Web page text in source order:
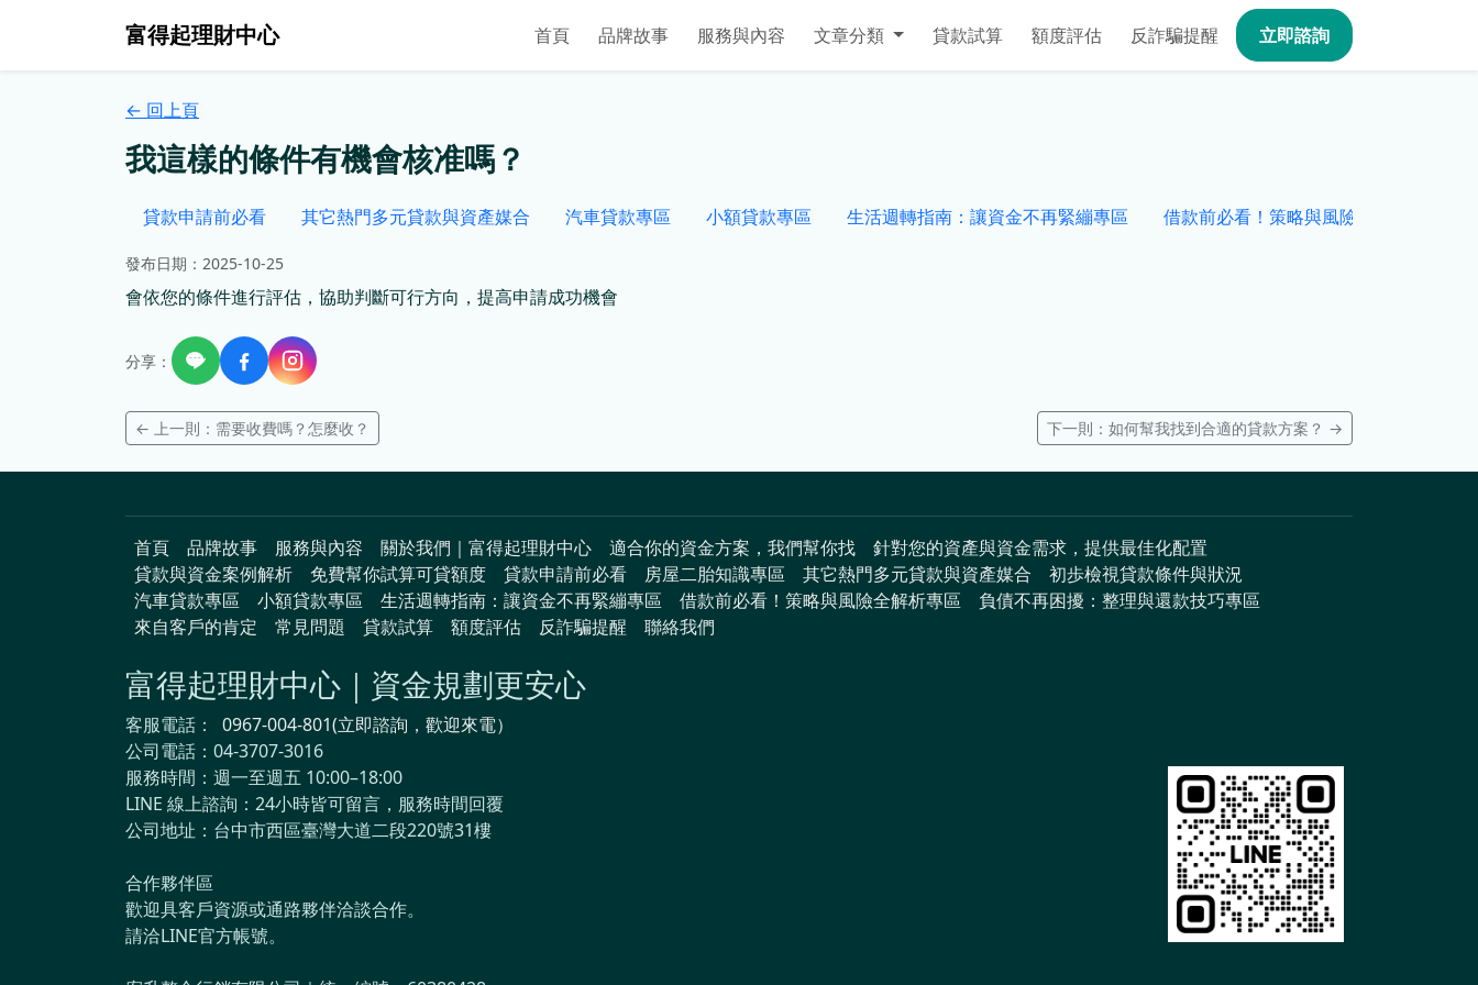
富得起理財中心 首頁 品牌故事 服務與內容 文章分類 貸款試算 額度評估 反詐騙提醒 立即諮詢
← 回上頁
我這樣的條件有機會核准嗎？
貸款申請前必看 其它熱門多元貸款與資產媒合 汽車貸款專區 小額貸款專區 生活週轉指南：讓資金不再緊繃專區 借款前必看！策略與風險全解析專區
發布日期：2025-10-25
會依您的條件進行評估，協助判斷可行方向，提高申請成功機會
分享：
← 上一則：需要收費嗎？怎麼收？ 下一則：如何幫我找到合適的貸款方案？ →
首頁 品牌故事 服務與內容 關於我們｜富得起理財中心 適合你的資金方案，我們幫你找
針對您的資產與資金需求，提供最佳化配置
貸款與資金案例解析
免費幫你試算可貸額度 貸款申請前必看 房屋二胎知識專區 其它熱門多元貸款與資產媒合
初歩檢視貸款條件與狀況
汽車貸款專區
小額貸款專區 生活週轉指南：讓資金不再緊繃專區 借款前必看！策略與風險全解析專區
負債不再困擾：整理與還款技巧專區
來自客戶的肯定
常見問題 貸款試算 額度評估 反詐騙提醒 聯絡我們
富得起理財中心｜資金規劃更安心
客服電話：
0967-004-801(立即諮詢，歡迎來電）
公司電話：04-3707-3016
服務時間：週一至週五 10:00–18:00
LINE 線上諮詢：24小時皆可留言，服務時間回覆
公司地址：台中市西區臺灣大道二段220號31樓
合作夥伴區
歡迎具客戶資源或通路夥伴洽談合作。
請洽LINE官方帳號。